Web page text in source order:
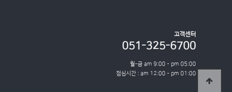
고객센터
051-325-6700
월-금 am 9:00 - pm 05:00
점심시간 : am 12:00 - pm 01:00